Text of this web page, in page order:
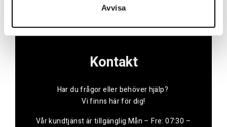
Avvisa
Kontakt
Har du frågor eller behöver hjälp?
Vi finns här för dig!
Vår kundtjänst är tillgänglig Mån – Fre: 07:30 –